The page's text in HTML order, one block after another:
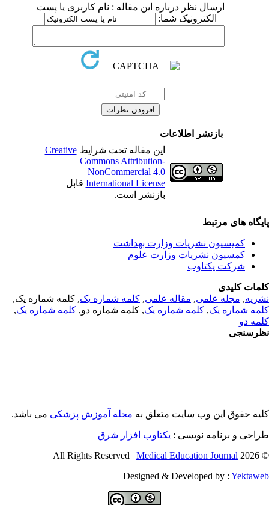
ارسال نظر درباره این مقاله : نام کاربری یا پست
الکترونیک شما:
بازنشر اطلاعات
این مقاله تحت شرایطCreative
Commons Attribution-
NonCommercial 4.0
International Licenseقابل
بازنشر است.
های مرتبط
کمیسیون نشریات وزارت بهداشت
کمسیون نشریات وزارت علوم
شرکت یکتاوب
کلیدی
,مجله علمی, مقاله علمی, کلمه شماره یک, کلمه شماره یک,
شماره یک,کلمه شماره یک, کلمه شماره دو,کلمه شماره یک,
دو
حقوق این وب سایت متعلق بهمجله آموزش پزشکیمی باشد.
و برنامه نویسی : یکتاوب افزار شرق
©
Medical Education Journal
Designed & Developed by :